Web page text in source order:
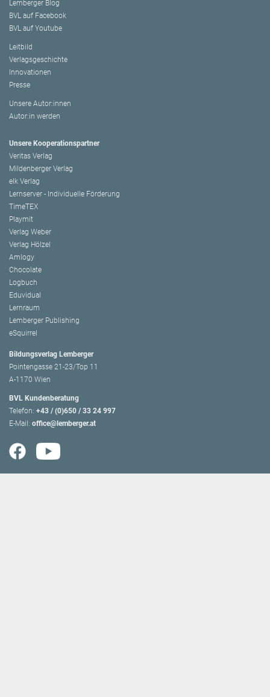
Lemberger Blog
BVL auf Facebook
BVL auf Youtube
Leitbild
Verlagsgeschichte
Innovationen
Presse
Unsere Autor:innen
Autor:in werden
Unsere Kooperationspartner
Veritas Verlag
Mildenberger Verlag
elk Verlag
Lernserver - Individuelle Förderung
TimeTEX
Playmit
Verlag Weber
Verlag Hölzel
Amlogy
Chocolate
Logbuch
Eduvidual
Lernraum
Lemberger Publishing
eSquirrel
Bildungsverlag Lemberger
Pointengasse 21-23/Top 11
A-1170 Wien
BVL Kundenberatung
Telefon: +43 / (0)650 / 33 24 997
E-Mail: office@lemberger.at